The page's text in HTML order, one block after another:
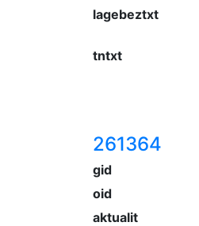
lagebeztxt
tntxt
261364
gid
oid
aktualit